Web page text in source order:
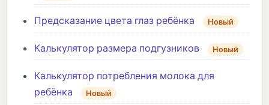
Предсказание цвета глаз ребёнка Новый
Калькулятор размера подгузников Новый
Калькулятор потребления молока для
ребёнка
Новый